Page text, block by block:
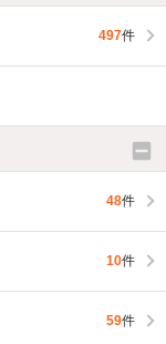
497件
48件
10件
59件